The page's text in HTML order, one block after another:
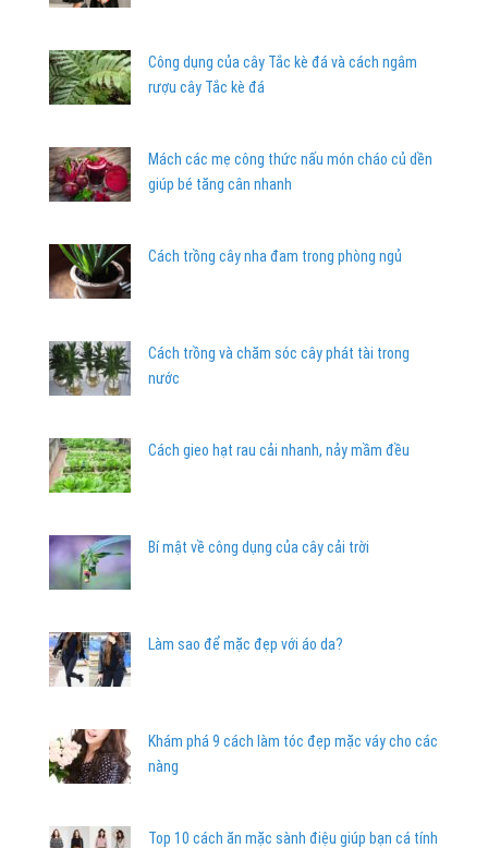
Công dụng của cây Tắc kè đá và cách ngâm
rượu cây Tắc kè đá
Mách các mẹ công thức nấu món cháo củ dền
giúp bé tăng cân nhanh
Cách trồng cây nha đam trong phòng ngủ
Cách trồng và chăm sóc cây phát tài trong
nước
Cách gieo hạt rau cải nhanh, nảy mầm đều
Bí mật về công dụng của cây cải trời
Làm sao để mặc đẹp với áo da?
Khám phá 9 cách làm tóc đẹp mặc váy cho các
nàng
Top 10 cách ăn mặc sành điệu giúp bạn cá tính